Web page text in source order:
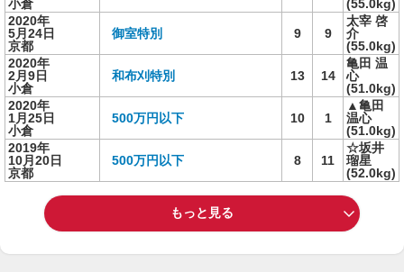
小倉
(55.0kg)
2020年
5月24日
京都
御室特別 9 9
太宰 啓
介
(55.0kg)
2020年
2月9日
小倉
和布刈特別 13 14
亀田 温
心
(51.0kg)
2020年
1月25日
小倉
500万円以下 10 1
▲亀田
温心
(51.0kg)
2019年
10月20日
京都
500万円以下 8 11
☆坂井
瑠星
(52.0kg)
もっと見る